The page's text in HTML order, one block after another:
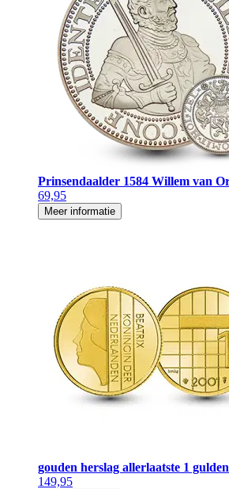
Prinsendaalder 1584 Willem van
69,95
Meer informatie
gouden herslag allerlaatste 1
149,95